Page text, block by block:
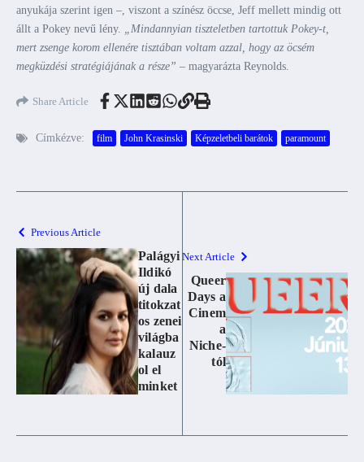
anyukája szerint igen –, viszont a színész öccse, Jeff mellett mindig ott
állt a Pokey nevű lény. „Mindannyian tiszteletben tartottuk Pokey-t,
mert zsenge korom ellenére tisztában voltam azzal, hogy az öcsém
megküzdési stratégiájának a része” – magyarázta Reynolds.
Share Article
Címkézve: film John Krasinski Képzeletbeli barátok paramount
Previous Article
Palágyi
Ildikó
új dala
titokzat
os zenei
világba
kalauz
ol el
minket
Next Article
Queer
Days a
Cinem
a
Niche-
tól